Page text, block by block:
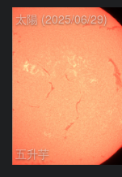
太陽 (2025/06/29)
五升芋